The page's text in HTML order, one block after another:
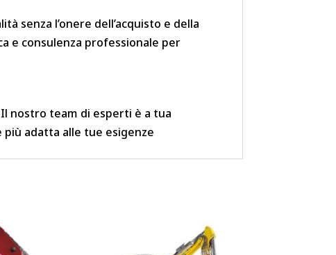
senza l’onere dell’acquisto e della
e consulenza professionale per
nostro team di esperti è a tua
adatta alle tue esigenze